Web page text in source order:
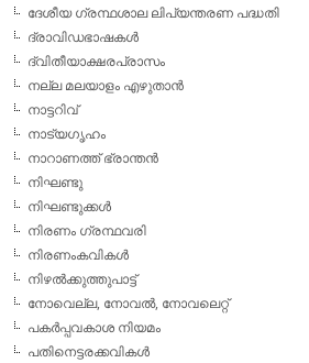
ദേശീയ ഗ്രന്ഥശാല ലിപ്യന്തരണ പദ്ധതി
ദ്രാവിഡഭാഷകള്‍
ദ്വിതീയാക്ഷരപ്രാസം
നല്ല മലയാളം എഴുതാന്‍
നാട്ടറിവ്
നാട്യഗൃഹം
നാറാണത്ത് ഭ്രാന്തന്‍
നിഘണ്ടു
നിഘണ്ടുക്കള്‍
നിരണം ഗ്രന്ഥവരി
നിരണംകവികള്‍
നിഴല്‍ക്കുത്തുപാട്ട്
നോവെല്ല, നോവല്‍, നോവലെറ്റ്
പകര്‍പ്പവകാശ നിയമം
പതിനെട്ടരക്കവികള്‍